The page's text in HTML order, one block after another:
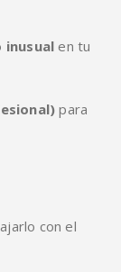
en tu
para
con el